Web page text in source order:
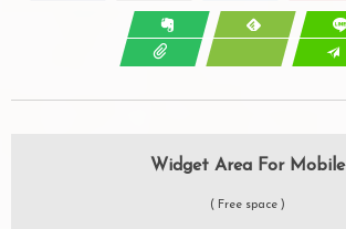
Widget Area For Mobile
( Free space )